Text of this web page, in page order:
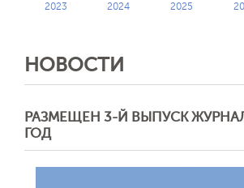
2023 2024 2025
НОВОСТИ
РАЗМЕЩЕН 3-Й ВЫПУСК
ГОД